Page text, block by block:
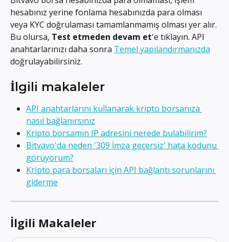
hesabınız yerine fonlama hesabınızda para olması
veya KYC doğrulaması tamamlanmamış olması yer alır.
Bu olursa, Test etmeden devam et'e tıklayın. API
anahtarlarınızı daha sonra Temel yapılandırmanızda
doğrulayabilirsiniz.
İlgili makaleler
API anahtarlarını kullanarak kripto borsanıza
nasıl bağlanırsınız
Kripto borsamın IP adresini nerede bulabilirim?
Bitvavo'da neden '309 İmza geçersiz' hata kodunu
görüyorum?
Kripto para borsaları için API bağlantı sorunlarını
giderme
İlgili Makaleler